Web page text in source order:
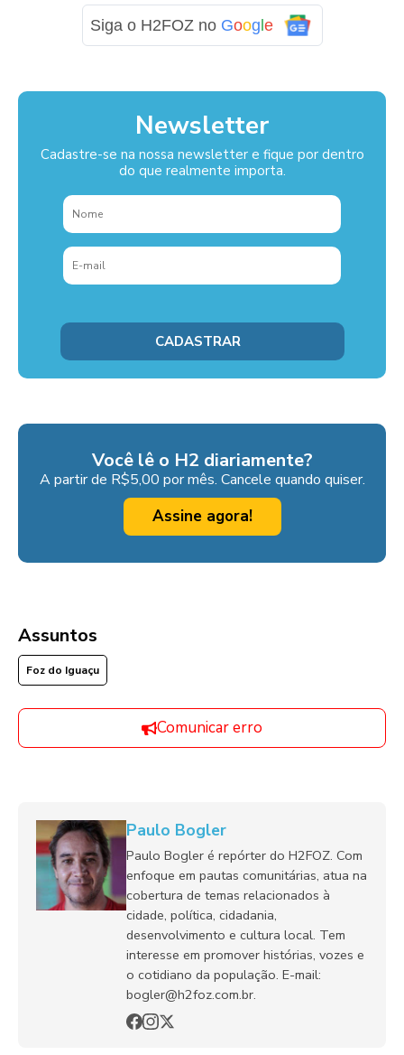
Siga o H2FOZ no Google
Newsletter
Cadastre-se na nossa newsletter e fique por dentro
do que realmente importa.
Você lê o H2 diariamente?
A partir de R$5,00 por mês. Cancele quando quiser.
Assine agora!
Assuntos
Foz do Iguaçu
Comunicar erro
Paulo Bogler
Paulo Bogler é repórter do H2FOZ. Com
enfoque em pautas comunitárias, atua na
cobertura de temas relacionados à
cidade, política, cidadania,
desenvolvimento e cultura local. Tem
interesse em promover histórias, vozes e
o cotidiano da população. E-mail:
bogler@h2foz.com.br.